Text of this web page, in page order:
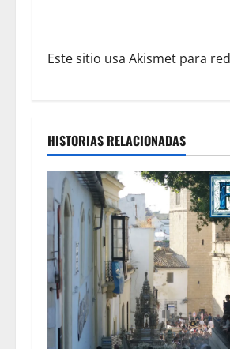
a
s
Este sitio usa Akismet para
HISTORIAS RELACIONADAS